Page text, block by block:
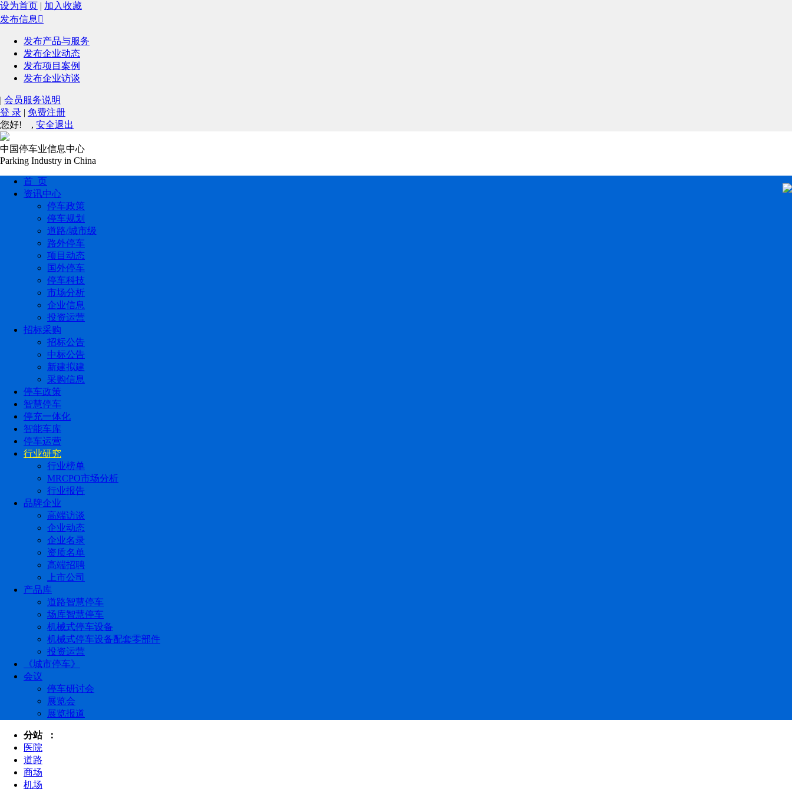
设为首页 | 加入收藏
发布信息 
发布产品与服务
发布企业动态
发布项目案例
发布企业访谈
| 会员服务说明
登 录 | 免费注册
您好!
, 安全退出
中国停车业信息中心
Parking Industry in China
首 页
资讯中心
停车政策
停车规划
道路/城市级
路外停车
项目动态
国外停车
停车科技
市场分析
企业信息
投资运营
招标采购
招标公告
中标公告
新建拟建
采购信息
停车政策
智慧停车
停充一体化
智能车库
停车运营
行业研究
行业榜单
MRCPO市场分析
行业报告
品牌企业
高端访谈
企业动态
企业名录
资质名单
高端招聘
上市公司
产品库
道路智慧停车
场库智慧停车
机械式停车设备
机械式停车设备配套零部件
投资运营
《城市停车》
会议
停车研讨会
展览会
展览报道
分站 ：
医院
道路
商场
机场